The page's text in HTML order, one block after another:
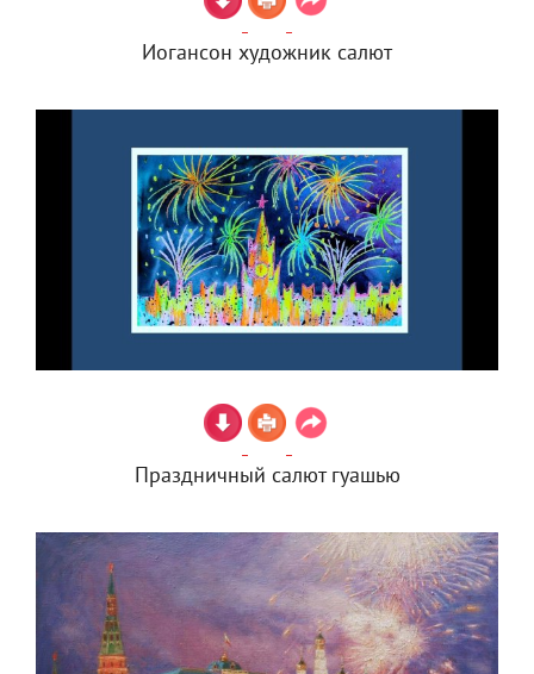
Иогансон художник салют
Праздничный салют гуашью